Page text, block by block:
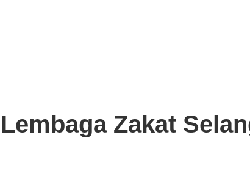
Zakat